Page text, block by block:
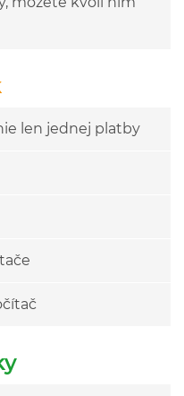
len jednej platby